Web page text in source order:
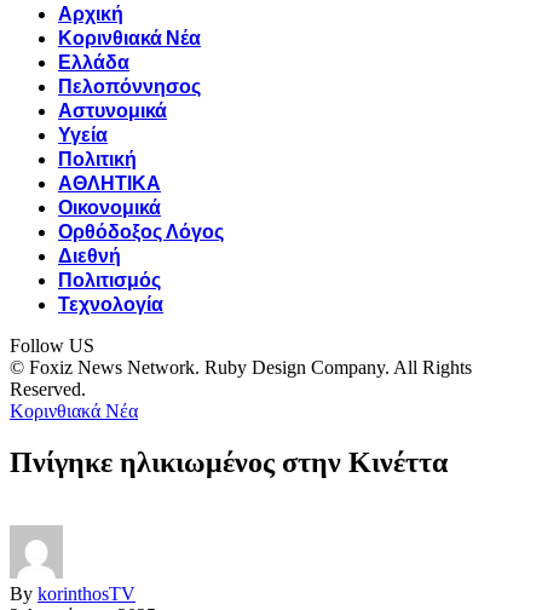
Αρχική
Κορινθιακά Νέα
Ελλάδα
Πελοπόννησος
Αστυνομικά
Υγεία
Πολιτική
ΑΘΛΗΤΙΚΑ
Οικονομικά
Ορθόδοξος Λόγος
Διεθνή
Πολιτισμός
Τεχνολογία
Follow US
© Foxiz News Network. Ruby Design Company. All Rights
Reserved.
Κορινθιακά Νέα
Πνίγηκε ηλικιωμένος στην Κινέττα
By korinthosTV